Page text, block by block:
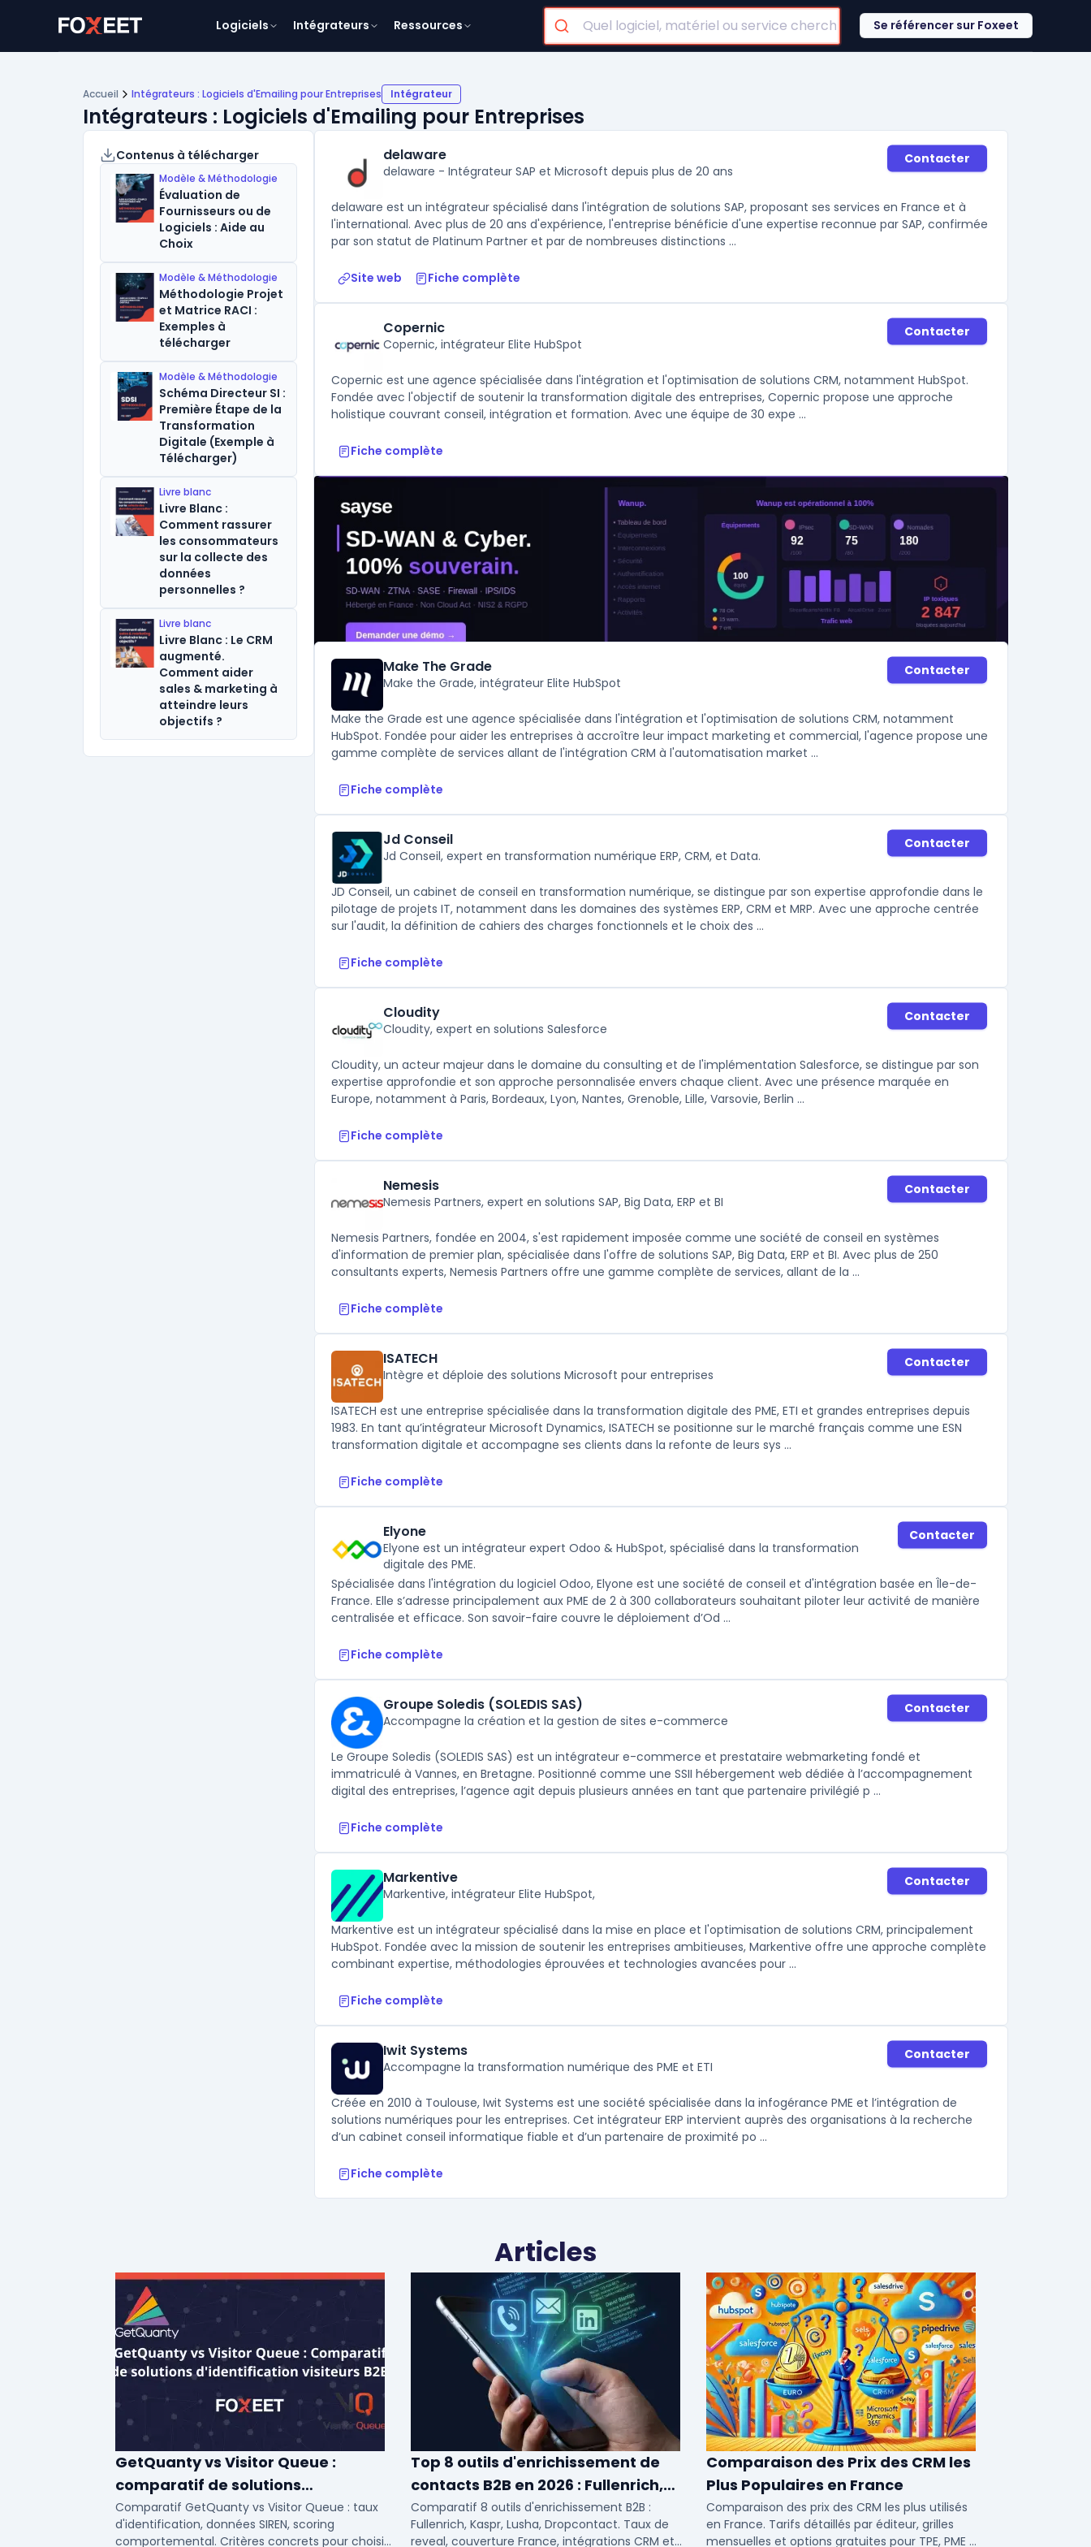
Logiciels Intégrateurs Ressources Se référencer sur Foxeet
Accueil Intégrateurs : Logiciels d'Emailing pour Entreprises Intégrateur
Intégrateurs : Logiciels d'Emailing pour Entreprises
Contenus à télécharger
Modèle & Méthodologie
Évaluation de
Fournisseurs ou de
Logiciels : Aide au
Choix
Modèle & Méthodologie
Méthodologie Projet
et Matrice RACI :
Exemples à
télécharger
Modèle & Méthodologie
Schéma Directeur SI :
Première Étape de la
Transformation
Digitale (Exemple à
Télécharger)
Livre blanc
Livre Blanc :
Comment rassurer
les consommateurs
sur la collecte des
données
personnelles ?
Livre blanc
Livre Blanc : Le CRM
augmenté.
Comment aider
sales & marketing à
atteindre leurs
objectifs ?
delaware
delaware - Intégrateur SAP et Microsoft depuis plus de 20 ans
Contacter
delaware est un intégrateur spécialisé dans l'intégration de solutions SAP, proposant ses services en France et à
l'international. Avec plus de 20 ans d'expérience, l'entreprise bénéficie d'une expertise reconnue par SAP, confirmée
par son statut de Platinum Partner et par de nombreuses distinctions ...
Site web Fiche complète
Copernic
Copernic, intégrateur Elite HubSpot
Contacter
Copernic est une agence spécialisée dans l'intégration et l'optimisation de solutions CRM, notamment HubSpot.
Fondée avec l'objectif de soutenir la transformation digitale des entreprises, Copernic propose une approche
holistique couvrant conseil, intégration et formation. Avec une équipe de 30 expe ...
Fiche complète
Make The Grade
Make the Grade, intégrateur Elite HubSpot
Contacter
Make the Grade est une agence spécialisée dans l'intégration et l'optimisation de solutions CRM, notamment
HubSpot. Fondée pour aider les entreprises à accroître leur impact marketing et commercial, l'agence propose une
gamme complète de services allant de l'intégration CRM à l'automatisation market ...
Fiche complète
Jd Conseil
Jd Conseil, expert en transformation numérique ERP, CRM, et Data.
Contacter
JD Conseil, un cabinet de conseil en transformation numérique, se distingue par son expertise approfondie dans le
pilotage de projets IT, notamment dans les domaines des systèmes ERP, CRM et MRP. Avec une approche centrée
sur l'audit, la définition de cahiers des charges fonctionnels et le choix des ...
Fiche complète
Cloudity
Cloudity, expert en solutions Salesforce
Contacter
Cloudity, un acteur majeur dans le domaine du consulting et de l'implémentation Salesforce, se distingue par son
expertise approfondie et son approche personnalisée envers chaque client. Avec une présence marquée en
Europe, notamment à Paris, Bordeaux, Lyon, Nantes, Grenoble, Lille, Varsovie, Berlin ...
Fiche complète
Nemesis
Nemesis Partners, expert en solutions SAP, Big Data, ERP et BI
Contacter
Nemesis Partners, fondée en 2004, s'est rapidement imposée comme une société de conseil en systèmes
d'information de premier plan, spécialisée dans l'offre de solutions SAP, Big Data, ERP et BI. Avec plus de 250
consultants experts, Nemesis Partners offre une gamme complète de services, allant de la ...
Fiche complète
ISATECH
Intègre et déploie des solutions Microsoft pour entreprises
Contacter
ISATECH est une entreprise spécialisée dans la transformation digitale des PME, ETI et grandes entreprises depuis
1983. En tant qu’intégrateur Microsoft Dynamics, ISATECH se positionne sur le marché français comme une ESN
transformation digitale et accompagne ses clients dans la refonte de leurs sys ...
Fiche complète
Elyone
Elyone est un intégrateur expert Odoo & HubSpot, spécialisé dans la transformation
digitale des PME.
Contacter
Spécialisée dans l'intégration du logiciel Odoo, Elyone est une société de conseil et d'intégration basée en Île-de-
France. Elle s’adresse principalement aux PME de 2 à 300 collaborateurs souhaitant piloter leur activité de manière
centralisée et efficace. Son savoir-faire couvre le déploiement d’Od ...
Fiche complète
Groupe Soledis (SOLEDIS SAS)
Accompagne la création et la gestion de sites e-commerce
Contacter
Le Groupe Soledis (SOLEDIS SAS) est un intégrateur e-commerce et prestataire webmarketing fondé et
immatriculé à Vannes, en Bretagne. Positionné comme une SSII hébergement web dédiée à l’accompagnement
digital des entreprises, l’agence agit depuis plusieurs années en tant que partenaire privilégié p ...
Fiche complète
Markentive
Markentive, intégrateur Elite HubSpot,
Contacter
Markentive est un intégrateur spécialisé dans la mise en place et l'optimisation de solutions CRM, principalement
HubSpot. Fondée avec la mission de soutenir les entreprises ambitieuses, Markentive offre une approche complète
combinant expertise, méthodologies éprouvées et technologies avancées pour ...
Fiche complète
Iwit Systems
Accompagne la transformation numérique des PME et ETI
Contacter
Créée en 2010 à Toulouse, Iwit Systems est une société spécialisée dans la infogérance PME et l’intégration de
solutions numériques pour les entreprises. Cet intégrateur ERP intervient auprès des organisations à la recherche
d’un cabinet conseil informatique fiable et d’un partenaire de proximité po ...
Fiche complète
Articles
GetQuanty vs Visitor Queue :
comparatif de solutions
d'identification visiteurs B2B
Comparatif GetQuanty vs Visitor Queue : taux
d'identification, données SIREN, scoring
comportemental. Critères concrets pour choisir
Top 8 outils d'enrichissement de
contacts B2B en 2026 : Fullenrich,
Kaspr, Lusha...
Comparatif 8 outils d'enrichissement B2B :
Fullenrich, Kaspr, Lusha, Dropcontact. Taux de
reveal, couverture France, intégrations CRM et
Comparaison des Prix des CRM les
Plus Populaires en France
Comparaison des prix des CRM les plus utilisés
en France. Tarifs détaillés par éditeur, grilles
mensuelles et options gratuites pour TPE, PME et